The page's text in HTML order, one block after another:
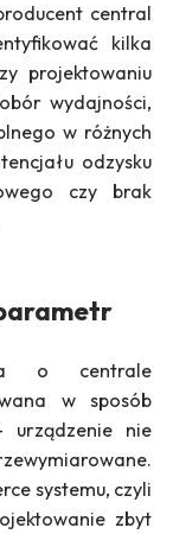
central
kilka
projektowaniu
wydajności,
w różnych
odzysku
czy brak
o centrale
w sposób
urządzenie nie
systemu, czyli
zbyt